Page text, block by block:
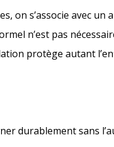
on s’associe avec un
n’est pas
protège autant
durablement sans